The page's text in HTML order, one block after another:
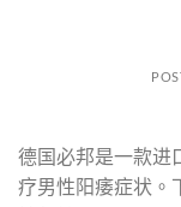
德国必邦是一款进
疗男性阳痿症状。